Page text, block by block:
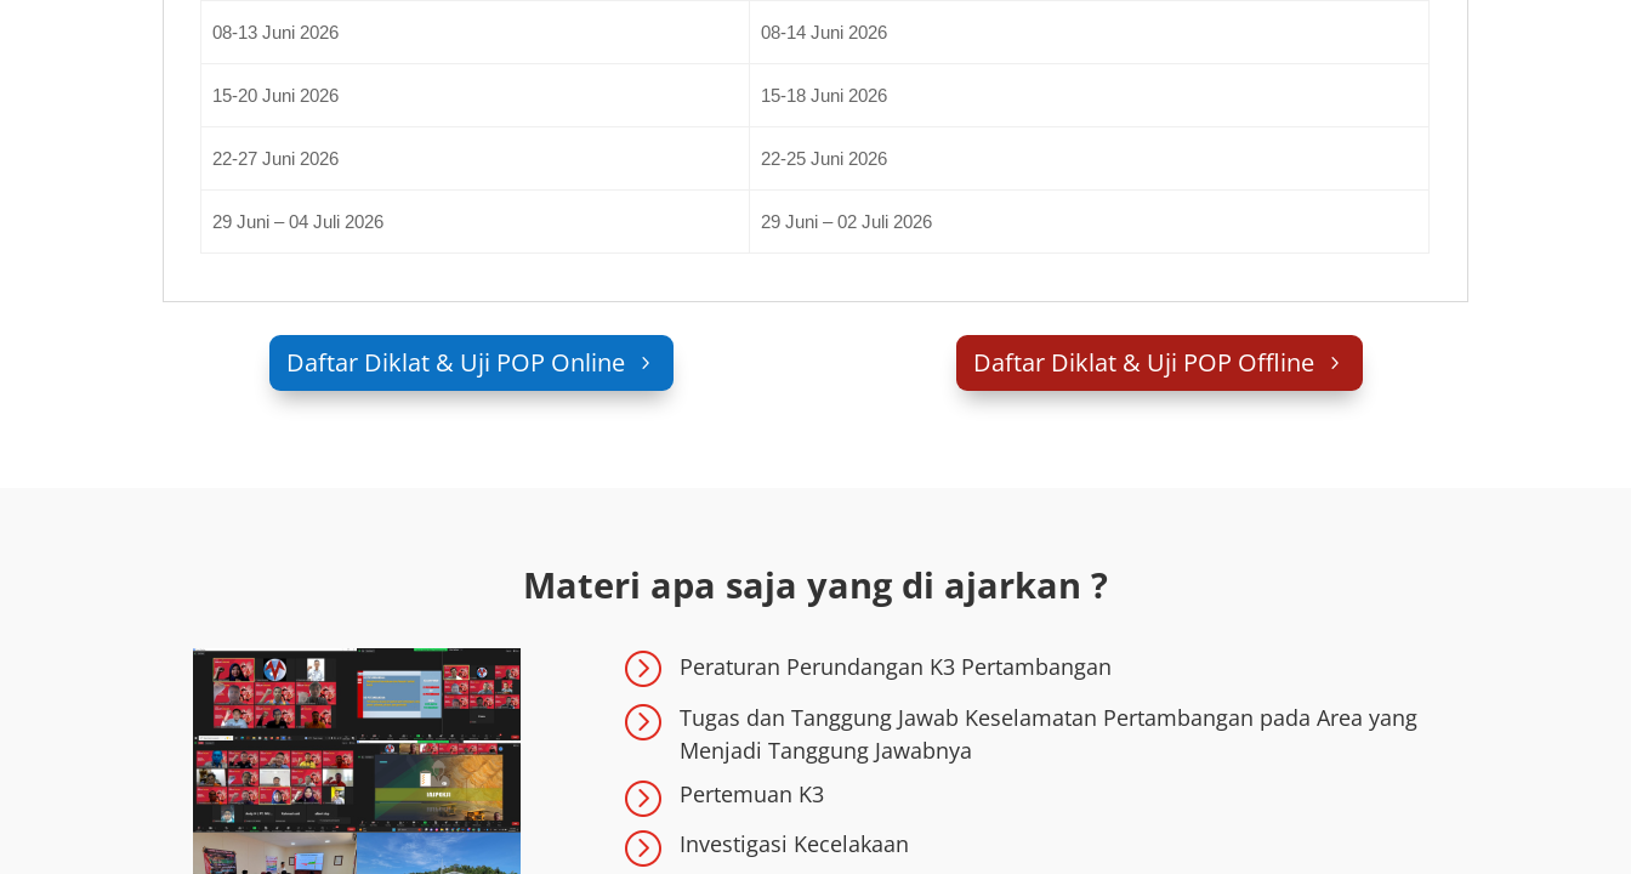
08-13 Juni 2026 08-14 Juni 2026
15-20 Juni 2026 15-18 Juni 2026
22-27 Juni 2026 22-25 Juni 2026
29 Juni – 04 Juli 2026 29 Juni – 02 Juli 2026
Daftar Diklat & Uji POP Online Daftar Diklat & Uji POP Offline
Materi apa saja yang di ajarkan ?
= Peraturan Perundangan K3 Pertambangan
=
Tugas dan Tanggung Jawab Keselamatan Pertambangan pada Area yang
Menjadi Tanggung Jawabnya
= Pertemuan K3
= Investigasi Kecelakaan